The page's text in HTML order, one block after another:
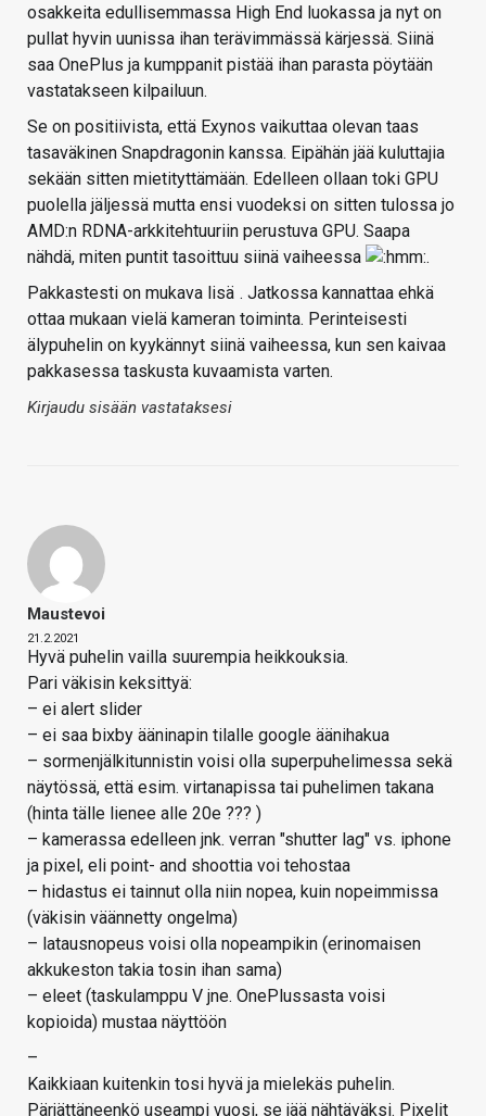
osakkeita edullisemmassa High End luokassa ja nyt on
pullat hyvin uunissa ihan terävimmässä kärjessä. Siinä
saa OnePlus ja kumppanit pistää ihan parasta pöytään
vastatakseen kilpailuun.
Se on positiivista, että Exynos vaikuttaa olevan taas
tasaväkinen Snapdragonin kanssa. Eipähän jää kuluttajia
sekään sitten mietityttämään. Edelleen ollaan toki GPU
puolella jäljessä mutta ensi vuodeksi on sitten tulossa jo
AMD:n RDNA-arkkitehtuuriin perustuva GPU. Saapa
nähdä, miten puntit tasoittuu siinä vaiheessa
.
Pakkastesti on mukava lisä . Jatkossa kannattaa ehkä
ottaa mukaan vielä kameran toiminta. Perinteisesti
älypuhelin on kyykännyt siinä vaiheessa, kun sen kaivaa
pakkasessa taskusta kuvaamista varten.
Kirjaudu sisään vastataksesi
Maustevoi
21.2.2021
Hyvä puhelin vailla suurempia heikkouksia.
Pari väkisin keksittyä:
– ei alert slider
– ei saa bixby ääninapin tilalle google äänihakua
– sormenjälkitunnistin voisi olla superpuhelimessa sekä
näytössä, että esim. virtanapissa tai puhelimen takana
(hinta tälle lienee alle 20e ??? )
– kamerassa edelleen jnk. verran "shutter lag" vs. iphone
ja pixel, eli point- and shoottia voi tehostaa
– hidastus ei tainnut olla niin nopea, kuin nopeimmissa
(väkisin väännetty ongelma)
– latausnopeus voisi olla nopeampikin (erinomaisen
akkukeston takia tosin ihan sama)
– eleet (taskulamppu V jne. OnePlussasta voisi
kopioida) mustaa näyttöön
–
Kaikkiaan kuitenkin tosi hyvä ja mielekäs puhelin.
Pärjättäneenkö useampi vuosi, se jää nähtäväksi. Pixelit